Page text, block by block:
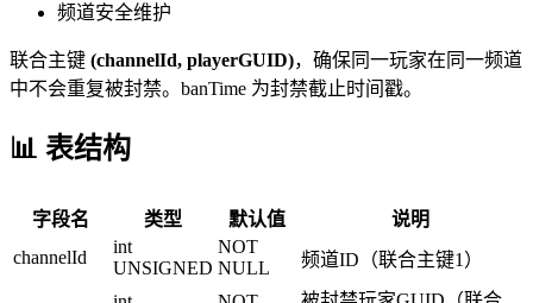
频道安全维护
联合主键 (channelId, playerGUID)，确保同一玩家在同一频道
中不会重复被封禁。banTime 为封禁截止时间戳。
📊 表结构
字段名 类型 默认值
说明
channelId
int
UNSIGNED
NOT
NULL
频道ID（联合主键1）